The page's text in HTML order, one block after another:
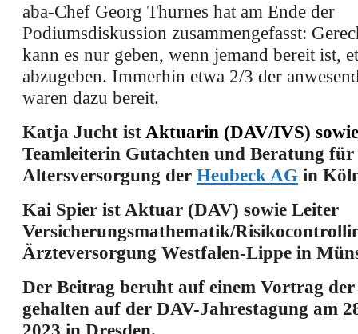
aba-Chef Georg Thurnes hat am Ende der
Podiumsdiskussion zusammengefasst:
kann es nur geben, wenn jemand bereit ist,
abzugeben. Immerhin etwa 2/3 der
waren dazu bereit.
Katja Jucht istAktuarin (DAV/IVS) sowie
Teamleiterin Gutachten und Beratung für
Altersversorgung der Heubeck AG in
Kai Spier ist Aktuar (DAV) sowie Leiter
Versicherungsmathematik/
Ärzteversorgung Westfalen-Lippe in
Der Beitrag beruht auf einem Vortrag
gehalten auf der DAV-Jahrestagung am